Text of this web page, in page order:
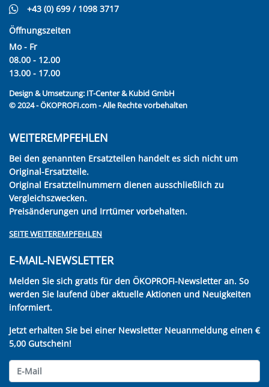
+43 (0) 699 / 1098 3717
Öffnungszeiten
Mo - Fr
08.00 - 12.00
13.00 - 17.00
Design & Umsetzung: IT-Center & Kubid GmbH
© 2024 - ÖKOPROFI.com - Alle Rechte vorbehalten
WEITEREMPFEHLEN
Bei den genannten Ersatzteilen handelt es sich nicht um
Original-Ersatzteile.
Original Ersatzteilnummern dienen ausschließlich zu
Vergleichszwecken.
Preisänderungen und Irrtümer vorbehalten.
SEITE WEITEREMPFEHLEN
E-MAIL-NEWSLETTER
Melden Sie sich gratis für den ÖKOPROFI-Newsletter an. So
werden Sie laufend über aktuelle Aktionen und Neuigkeiten
informiert.
Jetzt erhalten Sie bei einer Newsletter Neuanmeldung einen €
5,00 Gutschein!